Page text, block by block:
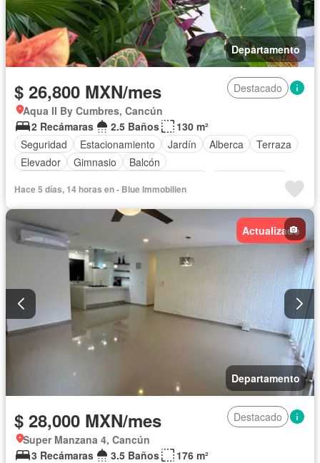
Departamento
$ 26,800 MXN/mes
Destacado
Aqua II By Cumbres, Cancún
2 Recámaras
2.5 Baños
130 m²
Seguridad
Estacionamiento Jardín Alberca
Terraza
Elevador
Gimnasio
Balcón
Cocina equipada
Zona infantil Sala polivalente
Internet
Circuito cerrado de televisión
Electricidad
Cancha de tenis
Zonas verdes
Asador
Vista panorámica
Recámara con closet
Caseta de vigilancia
Wifi Conserje
Cuarto de Limpieza
Cuarto de servicio
Permite mascotas Sin amueblar
Hace 5 días, 14 horas en - Blue Immobilien
Actualizado
Departamento
$ 28,000 MXN/mes
Destacado
Super Manzana 4, Cancún
3 Recámaras
3.5 Baños
176 m²